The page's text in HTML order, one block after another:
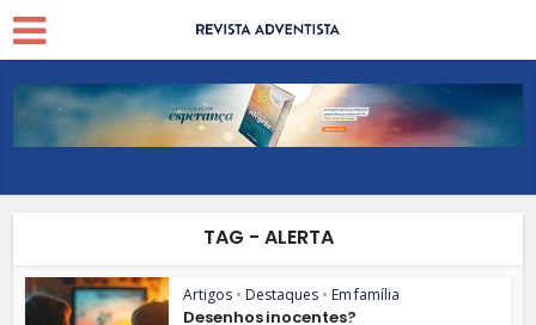
TAG - ALERTA
Artigos • Destaques • Em família
Desenhos inocentes?